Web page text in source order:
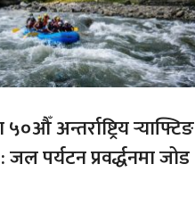
५०औँ अन्तर्राष्ट्रिय र्‍याफ्टिङ
पर्यटन प्रवर्द्धनमा जोड